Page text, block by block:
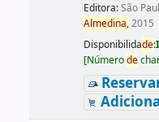
Editora:São
Almedina,2015
Disponibilidade:
[Númerode